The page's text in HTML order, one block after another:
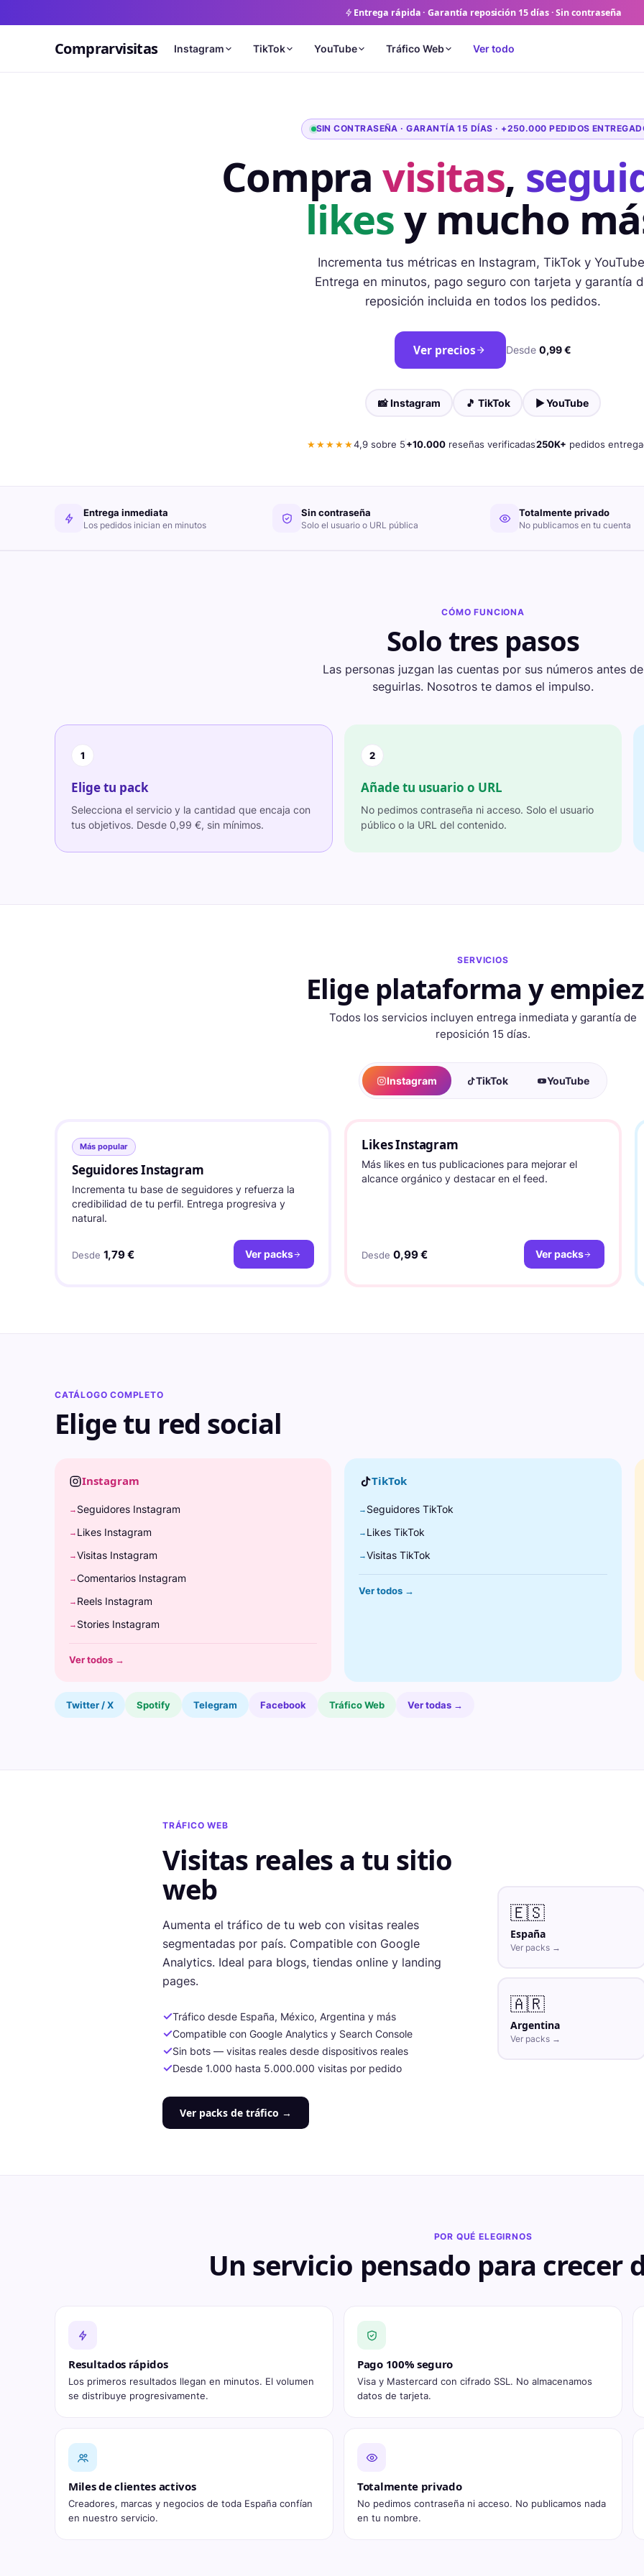
Entrega rápida · Garantía reposición 15 días · Sin contraseña
Comprarvisitas Instagram TikTok YouTube Tráfico Web Ver todo
SIN CONTRASEÑA · GARANTÍA 15 DÍAS · +250.000 PEDIDOS
Compravisitas,
likesy mucho
Incrementa tus métricas en Instagram, TikTok y
Entrega en minutos, pago seguro con tarjeta y garantía
reposición incluida en todos los pedidos.
Ver precios Desde 0,99 €
📸 Instagram 🎵 TikTok ▶ YouTube
★★★★★4,9 sobre 5+10.000reseñas verificadas250K+ pedidos
Entrega inmediata
Los pedidos inician en minutos
Sin contraseña
Solo el usuario o URL pública
Totalmente privado
No publicamos en tu cuenta
CÓMO FUNCIONA
Solo tres pasos
Las personas juzgan las cuentas por sus números antes de
seguirlas. Nosotros te damos el impulso.
1
Elige tu pack
Selecciona el servicio y la cantidad que encaja con
tus objetivos. Desde 0,99 €, sin mínimos.
2
Añade tu usuario o URL
No pedimos contraseña ni acceso. Solo el usuario
público o la URL del contenido.
SERVICIOS
Elige plataforma y
Todos los servicios incluyen entrega inmediata y garantía de
reposición 15 días.
Instagram TikTok YouTube
Más popular
Seguidores Instagram
Incrementa tu base de seguidores y refuerza la
credibilidad de tu perfil. Entrega progresiva y
natural.
Desde 1,79 € Ver packs
Likes Instagram
Más likes en tus publicaciones para mejorar el
alcance orgánico y destacar en el feed.
Desde0,99 € Ver packs
CATÁLOGO COMPLETO
Elige tu red social
Instagram
→ Seguidores Instagram
→ Likes Instagram
→Visitas Instagram
→Comentarios Instagram
→ Reels Instagram
→ Stories Instagram
Ver todos →
TikTok
→ Seguidores TikTok
→ Likes TikTok
→Visitas TikTok
Ver todos →
Twitter / X Spotify Telegram Facebook Tráfico Web Ver todas →
TRÁFICO WEB
Visitas reales a tu sitio
web
Aumenta el tráfico de tu web con visitas reales
segmentadas por país. Compatible con Google
Analytics. Ideal para blogs, tiendas online y landing
pages.
✓Tráfico desde España, México, Argentina y más
✓Compatible con Google Analytics y Search Console
✓Sin bots — visitas reales desde dispositivos reales
✓Desde 1.000 hasta 5.000.000 visitas por pedido
Ver packs de tráfico →
🇪🇸
España
Ver packs →
🇦🇷
Argentina
Ver packs →
POR QUÉ ELEGIRNOS
Un servicio pensado para crecer
Resultados rápidos
Los primeros resultados llegan en minutos. El volumen
se distribuye progresivamente.
Pago 100% seguro
Visa y Mastercard con cifrado SSL. No almacenamos
datos de tarjeta.
Miles de clientes activos
Creadores, marcas y negocios de toda España confían
en nuestro servicio.
Totalmente privado
No pedimos contraseña ni acceso. No publicamos nada
en tu nombre.